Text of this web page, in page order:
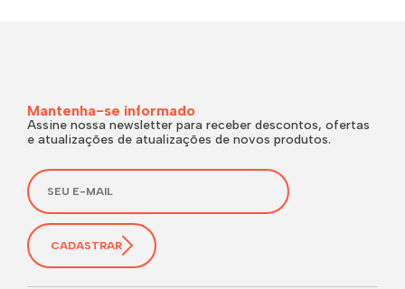
Mantenha-se informado
Assine nossa newsletter para receber descontos, ofertas
e atualizações de atualizações de novos produtos.
CADASTRAR